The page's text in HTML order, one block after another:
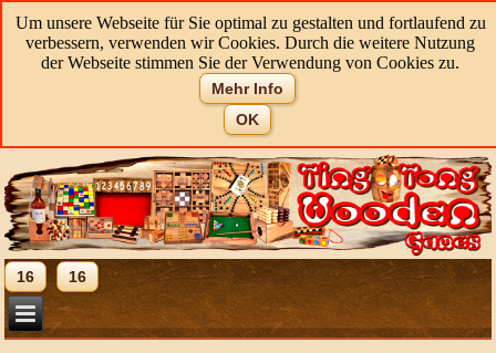
Um unsere Webseite für Sie optimal zu gestalten und fortlaufend zu
verbessern, verwenden wir Cookies. Durch die weitere Nutzung
der Webseite stimmen Sie der Verwendung von Cookies zu.
Mehr Info
OK
16 16